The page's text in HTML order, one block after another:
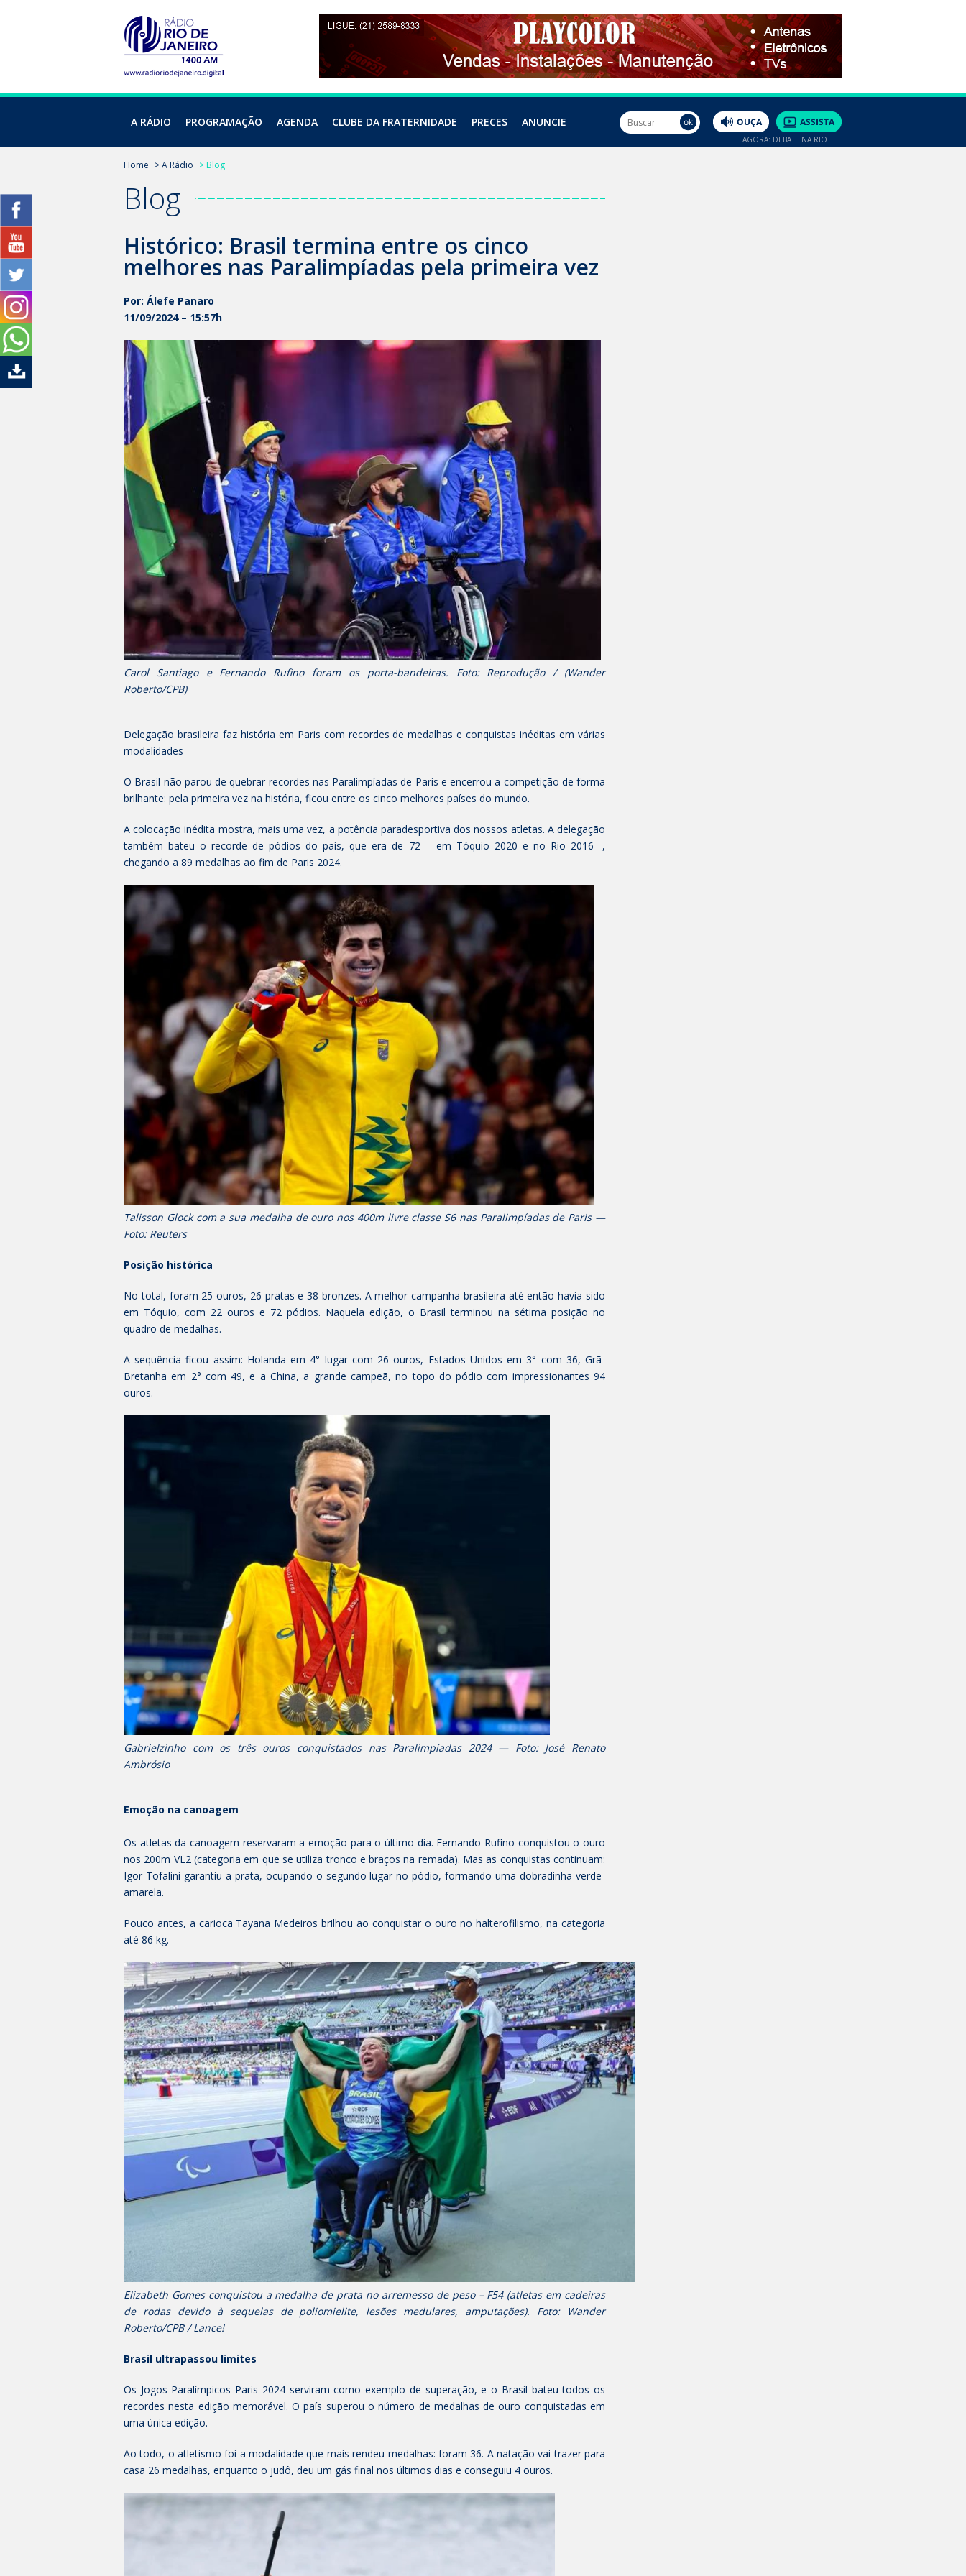
A RÁDIO PROGRAMAÇÃO AGENDA CLUBE DA FRATERNIDADE PRECES ANUNCIE
AGORA: DEBATE NA RIO
Home > A Rádio > Blog
Blog
Histórico: Brasil termina entre os cinco
melhores nas Paralimpíadas pela primeira vez
Por: Álefe Panaro
11/09/2024 – 15:57h
Carol Santiago e Fernando Rufino foram os porta-bandeiras. Foto: Reprodução / (Wander
Roberto/CPB)
Delegação brasileira faz história em Paris com recordes de medalhas e conquistas inéditas em várias
modalidades
O Brasil não parou de quebrar recordes nas Paralimpíadas de Paris e encerrou a competição de forma
brilhante: pela primeira vez na história, ficou entre os cinco melhores países do mundo.
A colocação inédita mostra, mais uma vez, a potência paradesportiva dos nossos atletas. A delegação
também bateu o recorde de pódios do país, que era de 72 – em Tóquio 2020 e no Rio 2016 -,
chegando a 89 medalhas ao fim de Paris 2024.
Talisson Glock com a sua medalha de ouro nos 400m livre classe S6 nas Paralimpíadas de Paris —
Foto: Reuters
Posição histórica
No total, foram 25 ouros, 26 pratas e 38 bronzes. A melhor campanha brasileira até então havia sido
em Tóquio, com 22 ouros e 72 pódios. Naquela edição, o Brasil terminou na sétima posição no
quadro de medalhas.
A sequência ficou assim: Holanda em 4° lugar com 26 ouros, Estados Unidos em 3° com 36, Grã-
Bretanha em 2° com 49, e a China, a grande campeã, no topo do pódio com impressionantes 94
ouros.
Gabrielzinho com os três ouros conquistados nas Paralimpíadas 2024 — Foto: José Renato
Ambrósio
Emoção na canoagem
Os atletas da canoagem reservaram a emoção para o último dia. Fernando Rufino conquistou o ouro
nos 200m VL2 (categoria em que se utiliza tronco e braços na remada). Mas as conquistas continuam:
Igor Tofalini garantiu a prata, ocupando o segundo lugar no pódio, formando uma dobradinha verde-
amarela.
Pouco antes, a carioca Tayana Medeiros brilhou ao conquistar o ouro no halterofilismo, na categoria
até 86 kg.
Elizabeth Gomes conquistou a medalha de prata no arremesso de peso – F54 (atletas em cadeiras
de rodas devido à sequelas de poliomielite, lesões medulares, amputações). Foto: Wander
Roberto/CPB / Lance!
Brasil ultrapassou limites
Os Jogos Paralímpicos Paris 2024 serviram como exemplo de superação, e o Brasil bateu todos os
recordes nesta edição memorável. O país superou o número de medalhas de ouro conquistadas em
uma única edição.
Ao todo, o atletismo foi a modalidade que mais rendeu medalhas: foram 36. A natação vai trazer para
casa 26 medalhas, enquanto o judô, deu um gás final nos últimos dias e conseguiu 4 ouros.